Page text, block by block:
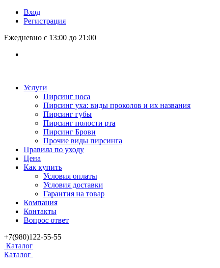
Вход
Регистрация
Ежедневно с 13:00 до 21:00
Услуги
Пирсинг носа
Пирсинг уха: виды проколов и их названия
Пирсинг губы
Пирсинг полости рта
Пирсинг Брови
Прочие виды пирсинга
Правила по уходу
Цена
Как купить
Условия оплаты
Условия доставки
Гарантия на товар
Компания
Контакты
Вопрос ответ
+7(980)122-55-55
Каталог
Каталог